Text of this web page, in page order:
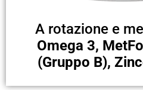
A rotazione e
Omega 3,
(Gruppo B),